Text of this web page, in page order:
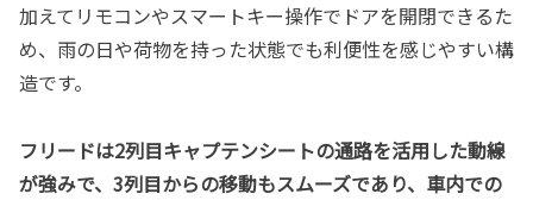
加えてリモコンやスマートキー操作でドアを開閉できるた
め、雨の日や荷物を持った状態でも利便性を感じやすい構
造です。
フリードは2列目キャプテンシートの通路を活用した動線
が強みで、3列目からの移動もスムーズであり、車内での